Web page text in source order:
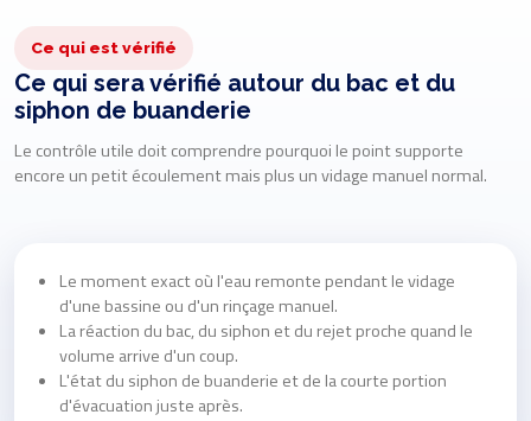
Ce qui est vérifié
Ce qui sera vérifié autour du bac et du
siphon de buanderie
Le contrôle utile doit comprendre pourquoi le point supporte
encore un petit écoulement mais plus un vidage manuel normal.
Le moment exact où l'eau remonte pendant le vidage
d'une bassine ou d'un rinçage manuel.
La réaction du bac, du siphon et du rejet proche quand le
volume arrive d'un coup.
L'état du siphon de buanderie et de la courte portion
d'évacuation juste après.